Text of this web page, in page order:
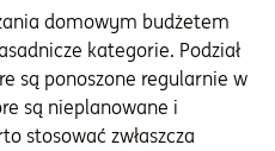
domowym budżetem
kategorie. Podział
są ponoszone regularnie w
są nieplanowane i
stosować zwłaszcza